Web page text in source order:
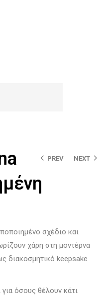
PREV NEXT
σχέδιο και
χάρη στη μοντέρνα
διακοσμητικό keepsake
για όσους θέλουν κάτι